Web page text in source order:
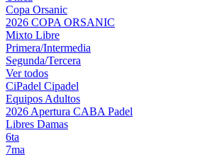
Copa Orsanic
2026 COPA ORSANIC
Mixto Libre
Primera/Intermedia
Segunda/Tercera
Ver todos
CiPadel Cipadel
Equipos Adultos
2026 Apertura CABA Padel
Libres Damas
6ta
7ma